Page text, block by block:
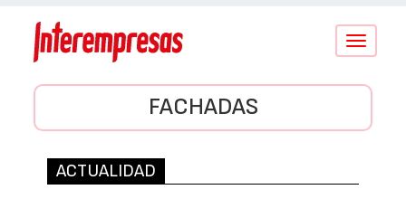
Conmutar
FACHADAS
ACTUALIDAD